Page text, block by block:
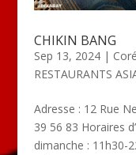
CHIKIN BANG
Sep 13, 2024|
RESTAURANTS
Adresse : 12 Rue
39 56 83 Horaires
dimanche : 11h30-